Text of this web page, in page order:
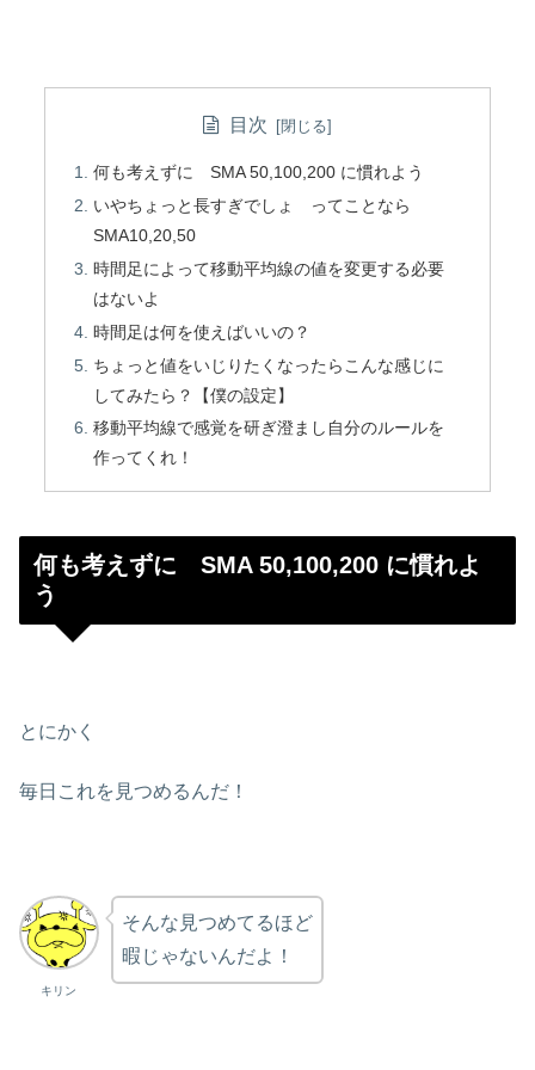
目次
何も考えずに SMA 50,100,200 に慣れよう
いやちょっと長すぎでしょ ってことなら
SMA10,20,50
時間足によって移動平均線の値を変更する必要
はないよ
時間足は何を使えばいいの？
ちょっと値をいじりたくなったらこんな感じに
してみたら？【僕の設定】
移動平均線で感覚を研ぎ澄まし自分のルールを
作ってくれ！
何も考えずに SMA 50,100,200 に慣れよ
う
とにかく
毎日これを見つめるんだ！
キリン
そんな見つめてるほど
暇じゃないんだよ！